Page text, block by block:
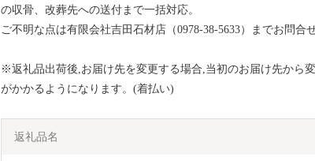
の収骨、改葬先への送付まで一括対応。
ご不明な点は有限会社吉田石材店（0978-38-5633）までお問合
※返礼品出荷後,お届け先を変更する場合,当初のお届け先から
がかかるようになります。(着払い)
返礼品名